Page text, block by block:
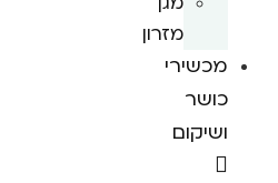
מזרון
מכשירי
כושר
ושיקום